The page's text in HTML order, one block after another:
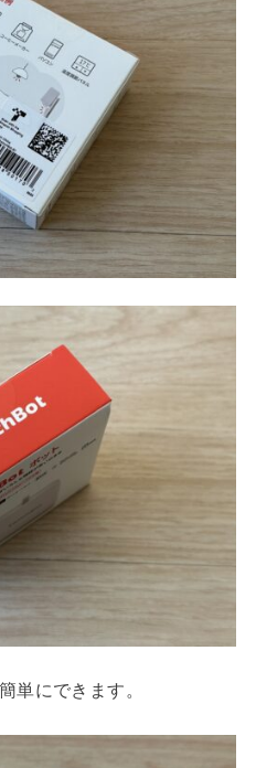
単にできます。